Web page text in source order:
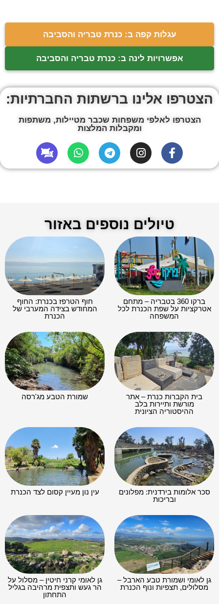
עגלות קפה ב: כנרת טבריה והסביבה
אפשרויות לינה ב: כנרת טבריה והסביבה
הצטרפו אלינו ברשתות החברתיות:
הצטרפו לאלפי משפחות שכבר מטיילות, משתפות
ומקבלות המלצות
טיולים נוספים באזור
ברקו 360 בטבריה – מתחם
אטרקציות על שפת הכנרת לכל
המשפחה
חוף הטרפז בכנרת: החוף
המחודש בצידה המערבי של
הכנרת
בית הקברות כנרת – אתר
מורשת ותיירות בלב
ההיסטוריה הציונית
שמורת הטבע מג'רסה
סכר אלומות בירדנית: מפלונים
ובריכות
עין נון מעיין קסום לצד הכנרת
גן לאומי ושמורת טבע הארבל –
מסלולים, תצפיות ונוף הכנרת
גן לאומי קרני חיטין – מסלול על
הר געש ותצפית מרהיבה בגליל
התחתון